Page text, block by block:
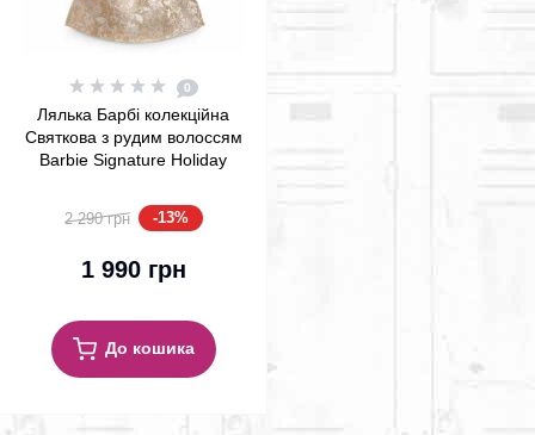
0
Лялька Барбі колекційна
Святкова з рудим волоссям
Barbie Signature Holiday
2 290 грн
-13%
1 990 грн
До кошика